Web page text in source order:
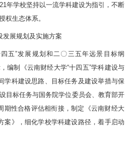
年学校坚持以一流学科建设为指引，不断
权生态体系。
发展规划及实施方案
五”发展规划和二〇三五年远景目标纲
编制《云南财经大学“十四五”学科建设与
学科建设思路、目标任务及建设举措与保
目标任务与国务院学位委员会、教育部开
期性合格评估相衔接，制定《云南财经大
案》，细化学校学科建设路径，着手启动